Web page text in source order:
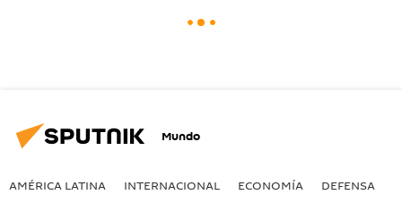
Mundo
AMÉRICA LATINA INTERNACIONAL ECONOMÍA DEFENSA